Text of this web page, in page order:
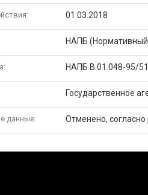
01.03.2018
НАПБ (Нормативный
НАПБ В.01.048-95/
Государственное
данные: Отменено,